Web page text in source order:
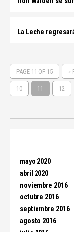
La Leche
PAGE 11 OF 15 «
10 11 12
mayo 2020
abril 2020
noviembre 2016
octubre 2016
septiembre 2016
agosto 2016